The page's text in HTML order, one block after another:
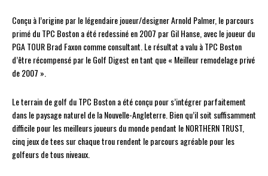
Conçu à l’origine par le légendaire joueur/designer Arnold Palmer, le parcours
primé du TPC Boston a été redessiné en 2007 par Gil Hanse, avec le joueur du
PGA TOUR Brad Faxon comme consultant. Le résultat a valu à TPC Boston
d’être récompensé par le Golf Digest en tant que « Meilleur remodelage privé
de 2007 ».
Le terrain de golf du TPC Boston a été conçu pour s’intégrer parfaitement
dans le paysage naturel de la Nouvelle-Angleterre. Bien qu’il soit suffisamment
difficile pour les meilleurs joueurs du monde pendant le NORTHERN TRUST,
cinq jeux de tees sur chaque trou rendent le parcours agréable pour les
golfeurs de tous niveaux.